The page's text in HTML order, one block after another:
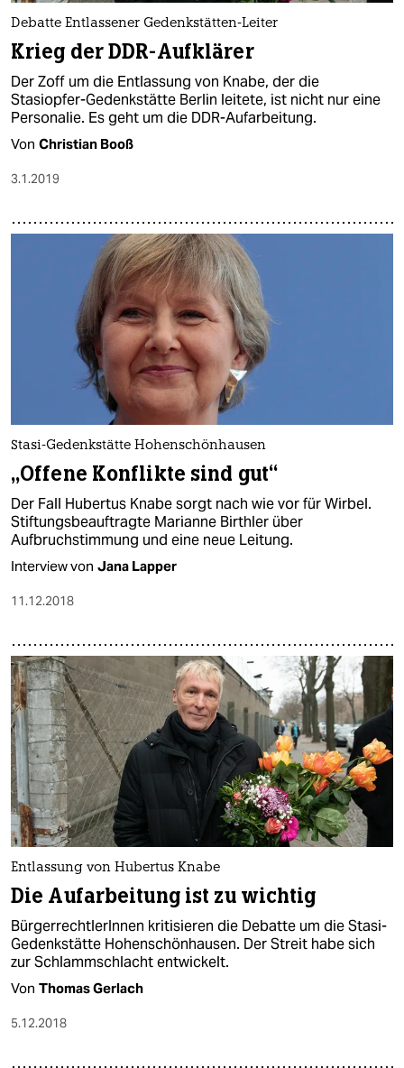
Debatte Entlassener Gedenkstätten-Leiter
Krieg der DDR-Aufklärer
Der Zoff um die Entlassung von Knabe, der die
Stasiopfer-Gedenkstätte Berlin leitete, ist nicht nur eine
Personalie. Es geht um die DDR-Aufarbeitung.
Von Christian Booß
3.1.2019
Stasi-Gedenkstätte Hohenschönhausen
„Offene Konflikte sind gut“
Der Fall Hubertus Knabe sorgt nach wie vor für Wirbel.
Stiftungsbeauftragte Marianne Birthler über
Aufbruchstimmung und eine neue Leitung.
Interview von Jana Lapper
11.12.2018
Entlassung von Hubertus Knabe
Die Aufarbeitung ist zu wichtig
BürgerrechtlerInnen kritisieren die Debatte um die Stasi-
Gedenkstätte Hohenschönhausen. Der Streit habe sich
zur Schlammschlacht entwickelt.
Von Thomas Gerlach
5.12.2018